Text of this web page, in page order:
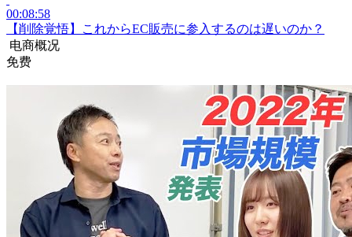
00:08:58
【削除覚悟】これからEC販売に参入するのは遅いのか？
电商概况
免费